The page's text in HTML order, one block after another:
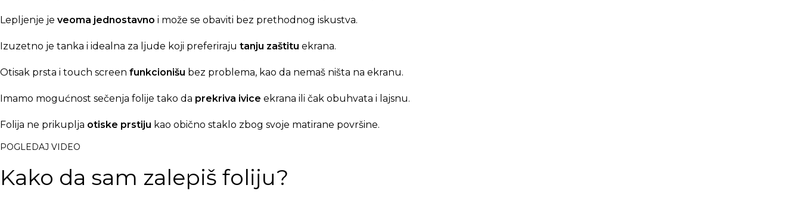
Lepljenje je veoma jednostavno i može se obaviti bez prethodnog iskustva.
Izuzetno je tanka i idealna za ljude koji preferiraju tanju zaštitu ekrana.
Otisak prsta i touch screen funkcionišu bez problema, kao da nemaš ništa na ekranu.
Imamo mogućnost sečenja folije tako da prekriva ivice ekrana ili čak obuhvata i lajsnu.
Folija ne prikuplja otiske prstiju kao obično staklo zbog svoje matirane površine.
POGLEDAJ VIDEO
Kako da sam zalepiš foliju?